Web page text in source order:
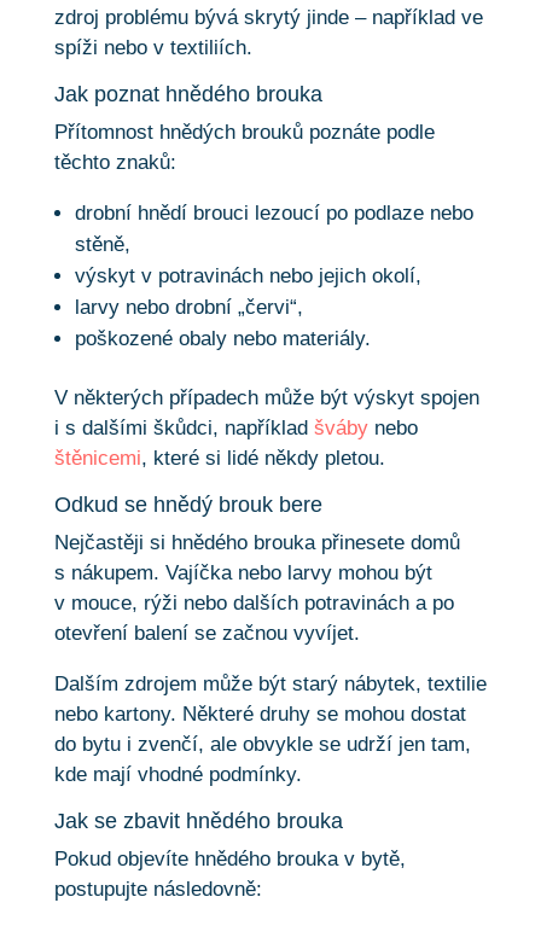
zdroj problému bývá skrytý jinde – například ve
spíži nebo v textiliích.
Jak poznat hnědého brouka
Přítomnost hnědých brouků poznáte podle
těchto znaků:
drobní hnědí brouci lezoucí po podlaze nebo
stěně,
výskyt v potravinách nebo jejich okolí,
larvy nebo drobní „červi“,
poškozené obaly nebo materiály.
V některých případech může být výskyt spojen
i s dalšími škůdci, například švábynebo
štěnicemi, které si lidé někdy pletou.
Odkud se hnědý brouk bere
Nejčastěji si hnědého brouka přinesete domů
s nákupem. Vajíčka nebo larvy mohou být
v mouce, rýži nebo dalších potravinách a po
otevření balení se začnou vyvíjet.
Dalším zdrojem může být starý nábytek, textilie
nebo kartony. Některé druhy se mohou dostat
do bytu i zvenčí, ale obvykle se udrží jen tam,
kde mají vhodné podmínky.
Jak se zbavit hnědého brouka
Pokud objevíte hnědého brouka v bytě,
postupujte následovně: